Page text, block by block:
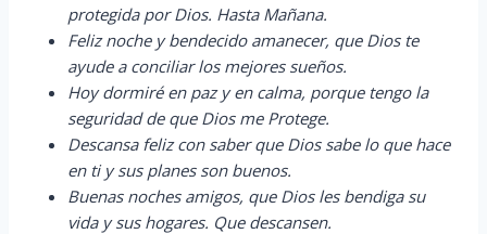
protegida por Dios. Hasta Mañana.
Feliz noche y bendecido amanecer, que Dios te
ayude a conciliar los mejores sueños.
Hoy dormiré en paz y en calma, porque tengo la
seguridad de que Dios me Protege.
Descansa feliz con saber que Dios sabe lo que hace
en ti y sus planes son buenos.
Buenas noches amigos, que Dios les bendiga su
vida y sus hogares. Que descansen.